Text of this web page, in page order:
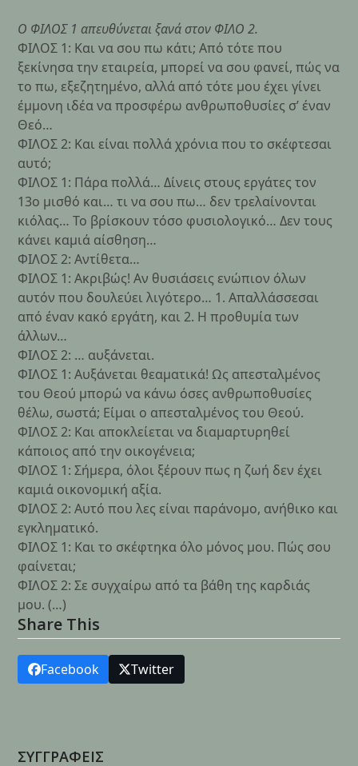
Ο ΦΙΛΟΣ 1 απευθύνεται ξανά στον ΦΙΛΟ 2.
ΦΙΛΟΣ 1: Και να σου πω κάτι; Από τότε που
ξεκίνησα την εταιρεία, μπορεί να σου φανεί, πώς να
το πω, εξεζητημένο, αλλά από τότε μου έχει γίνει
έμμονη ιδέα να προσφέρω ανθρωποθυσίες σ’ έναν
Θεό…
ΦΙΛΟΣ 2: Και είναι πολλά χρόνια που το σκέφτεσαι
αυτό;
ΦΙΛΟΣ 1: Πάρα πολλά… Δίνεις στους εργάτες τον
13ο μισθό και… τι να σου πω… δεν τρελαίνονται
κιόλας… Το βρίσκουν τόσο φυσιολογικό… Δεν τους
κάνει καμιά αίσθηση…
ΦΙΛΟΣ 2: Αντίθετα…
ΦΙΛΟΣ 1: Ακριβώς! Αν θυσιάσεις ενώπιον όλων
αυτόν που δουλεύει λιγότερο… 1. Απαλλάσσεσαι
από έναν κακό εργάτη, και 2. Η προθυμία των
άλλων…
ΦΙΛΟΣ 2: … αυξάνεται.
ΦΙΛΟΣ 1: Αυξάνεται θεαματικά! Ως απεσταλμένος
του Θεού μπορώ να κάνω όσες ανθρωποθυσίες
θέλω, σωστά; Είμαι ο απεσταλμένος του Θεού.
ΦΙΛΟΣ 2: Και αποκλείεται να διαμαρτυρηθεί
κάποιος από την οικογένεια;
ΦΙΛΟΣ 1: Σήμερα, όλοι ξέρουν πως η ζωή δεν έχει
καμιά οικονομική αξία.
ΦΙΛΟΣ 2: Αυτό που λες είναι παράνομο, ανήθικο και
εγκληματικό.
ΦΙΛΟΣ 1: Και το σκέφτηκα όλο μόνος μου. Πώς σου
φαίνεται;
ΦΙΛΟΣ 2: Σε συγχαίρω από τα βάθη της καρδιάς
μου. (…)
Share This
Facebook Twitter
ΣΥΓΓΡΑΦΕΙΣ